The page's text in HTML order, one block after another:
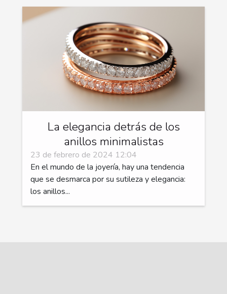
La elegancia detrás de los
anillos minimalistas
23 de febrero de 2024 12:04
En el mundo de la joyería, hay una tendencia
que se desmarca por su sutileza y elegancia:
los anillos...